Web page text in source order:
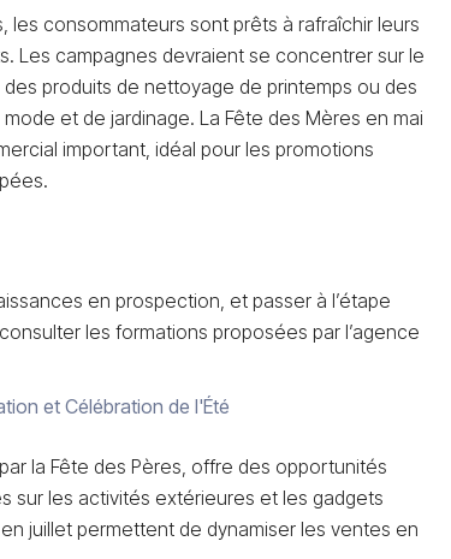
les consommateurs sont prêts à rafraîchir leurs
Les campagnes devraient se concentrer sur le
produits de nettoyage de printemps ou des
et de jardinage. La Fête des Mères en mai
important, idéal pour les promotions
en prospection, et passer à l’étape
les formations proposées par l’agence
et Célébration de l'Été
la Fête des Pères, offre des opportunités
sur les activités extérieures et les gadgets
juillet permettent de dynamiser les ventes en